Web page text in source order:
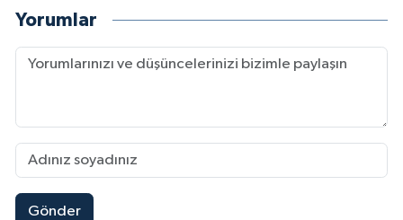
Yorumlar
Gönder